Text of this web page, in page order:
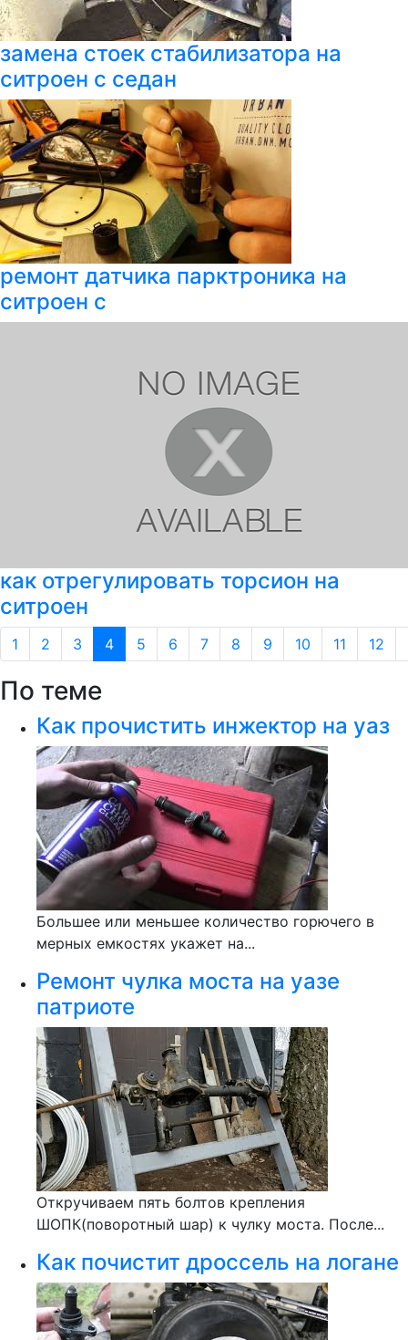
замена стоек стабилизатора на
ситроен с седан
ремонт датчика парктроника на
ситроен с
как отрегулировать торсион на
ситроен
1 2 3 4 5 6 7 8 9 10 11 12
По теме
Как прочистить инжектор на уаз
Большее или меньшее количество горючего в
мерных емкостях укажет на...
Ремонт чулка моста на уазе
патриоте
Откручиваем пять болтов крепления
ШОПК(поворотный шар) к чулку моста. После...
Как почистит дроссель на логане